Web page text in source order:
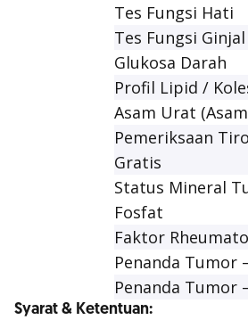
Tes Fungsi Hati
Tes Fungsi Ginjal
Glukosa Darah
Profil Lipid /
Asam Urat
Pemeriksaan
Gratis
Status Mineral
Fosfat
Faktor
Penanda Tumor
Penanda Tumor
Syarat & Ketentuan: